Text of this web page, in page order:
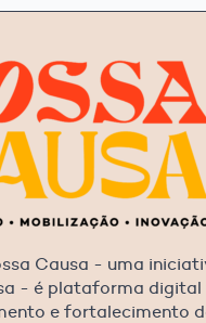
Causa - uma
- é plataforma
e fortalecimento